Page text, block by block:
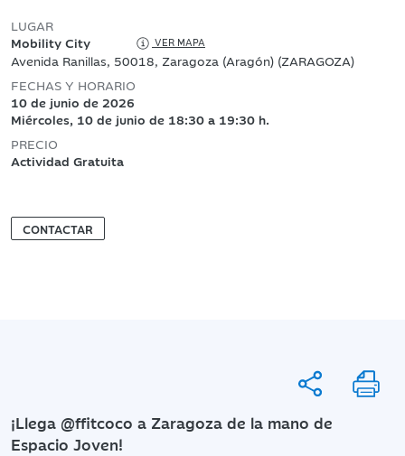
LUGAR
Mobility City
VER MAPA
Avenida Ranillas, 50018, Zaragoza (Aragón) (ZARAGOZA)
FECHAS Y HORARIO
10 de junio de 2026
Miércoles, 10 de junio de 18:30 a 19:30 h.
PRECIO
Actividad Gratuita
CONTACTAR
¡Llega @ffitcoco a Zaragoza de la mano de
Espacio Joven!